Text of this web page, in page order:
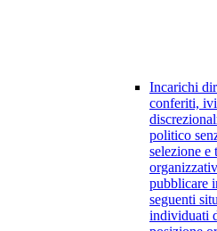
Incarichi
conferiti,
politico
selezione
pubblicare
seguenti
individuati